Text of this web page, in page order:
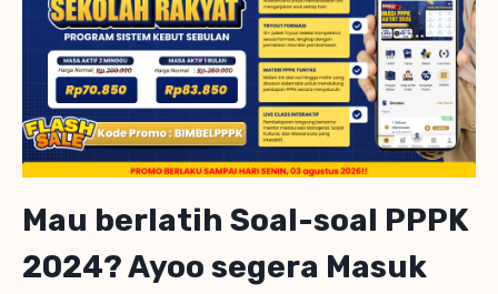
Mau berlatih Soal-soal PPPK
2024? Ayoo segera Masuk